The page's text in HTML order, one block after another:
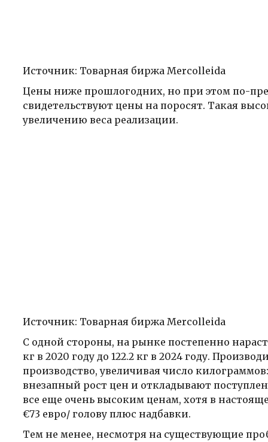
Источник: Товарная биржа Mercolleida
Цены ниже прошлогодних, но при этом по-
свидетельствуют цены на поросят. Такая
увеличению веса реализации.
Источник: Товарная биржа Mercolleida
С одной стороны, на рынке постепенно
кг в 2020 году до 122.2 кг в 2024 году.
производство, увеличивая число
внезапный рост цен и откладывают
все еще очень высоким ценам, хотя в
€73 евро/ голову плюс надбавки.
Тем не менее, несмотря на существующие